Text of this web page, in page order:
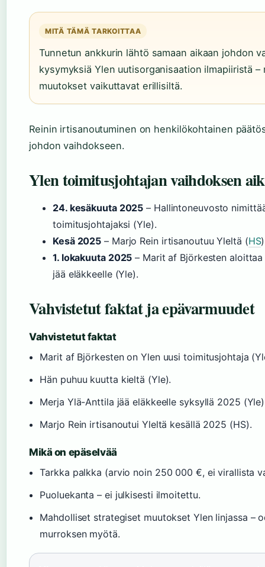
MITÄ TÄMÄ TARKOITTAA
Tunnetun ankkurin lähtö samaan aikaan johdon
kysymyksiä Ylen uutisorganisaation ilmapiiristä
muutokset vaikuttavat erillisiltä.
Reinin irtisanoutuminen on henkilökohtainen
johdon vaihdokseen.
Ylen toimitusjohtajan vaihdoksen
24. kesäkuuta 2025 – Hallintoneuvosto
toimitusjohtajaksi (Yle).
Kesä 2025 – Marjo Rein irtisanoutuu Yleltä (HS
1. lokakuuta 2025 – Marit af Björkesten
jää eläkkeelle (Yle).
Vahvistetut faktat ja epävarmuudet
Vahvistetut faktat
Marit af Björkesten on Ylen uusi toimitusjohtaja
Hän puhuu kuutta kieltä (Yle).
Merja Ylä-Anttila jää eläkkeelle syksyllä 2025
Marjo Rein irtisanoutui Yleltä kesällä 2025 (HS).
Mikä on epäselvää
Tarkka palkka (arvio noin 250 000 €, ei virallista
Puoluekanta – ei julkisesti ilmoitettu.
Mahdolliset strategiset muutokset Ylen linjassa –
murroksen myötä.